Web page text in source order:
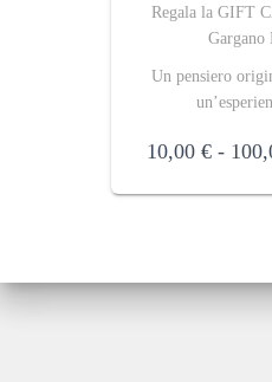
Regala la GIFT
Gargano
Un pensiero
10,00 € -